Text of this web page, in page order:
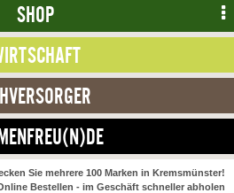
SHOP
Sie mehrere 100 Marken in Kremsmünster!
Bestellen - im Geschäft schneller abholen